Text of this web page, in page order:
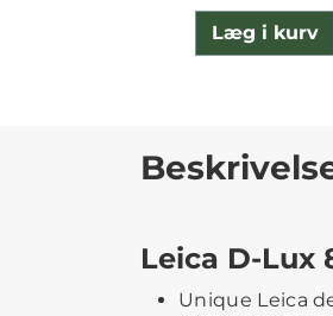
Læg i kurv
Leica D-Lux
Unique Leica